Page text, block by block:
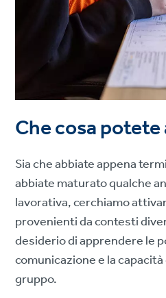
Che cosa
Sia che abbiate appena
abbiate maturato qualche
lavorativa, cerchiamo
provenienti da contesti
desiderio di apprendere le
comunicazione e la
gruppo.